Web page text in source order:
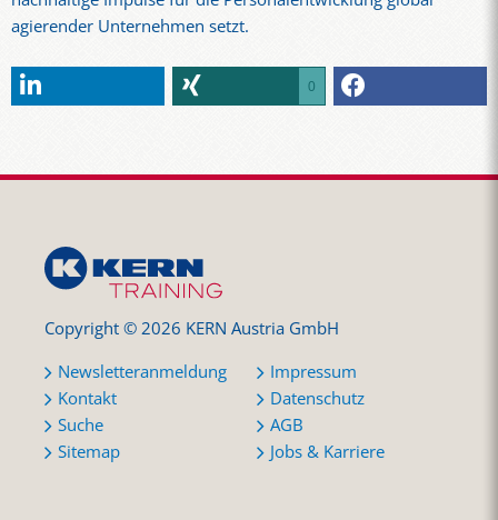
agierender Unternehmen setzt.
0
Copyright © 2026 KERN Austria GmbH
Newsletteranmeldung
Kontakt
Suche
Sitemap
Impressum
Datenschutz
AGB
Jobs & Karriere